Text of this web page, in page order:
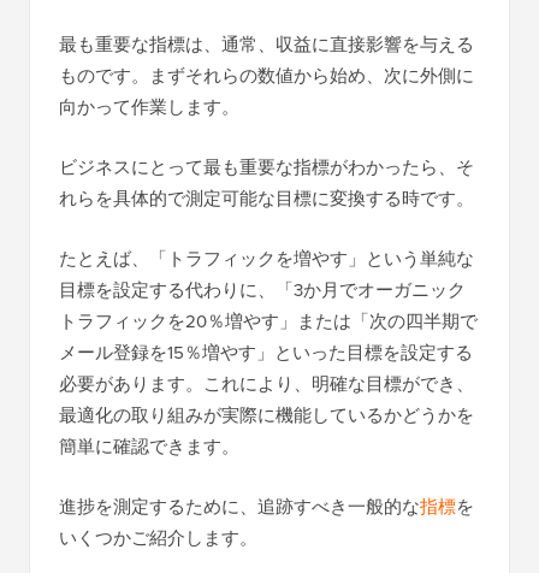
最も重要な指標は、通常、収益に直接影響を与える
ものです。まずそれらの数値から始め、次に外側に
向かって作業します。
ビジネスにとって最も重要な指標がわかったら、そ
れらを具体的で測定可能な目標に変換する時です。
たとえば、「トラフィックを増やす」という単純な
目標を設定する代わりに、「3か月でオーガニック
トラフィックを20％増やす」または「次の四半期で
メール登録を15％増やす」といった目標を設定する
必要があります。これにより、明確な目標ができ、
最適化の取り組みが実際に機能しているかどうかを
簡単に確認できます。
進捗を測定するために、追跡すべき一般的な指標を
いくつかご紹介します。